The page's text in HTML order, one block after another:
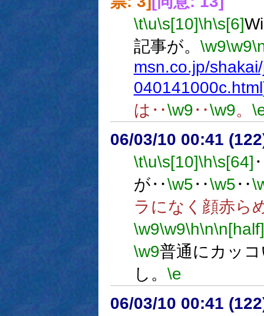
\t\u\s[10]\h\s[6]
記事が。 \w9\w9
msn.co.jp/
040141000c.html
は‥\w9‥\w9。
06/03/10 00:41
\t\u\s[10]\h\s[64]
が‥\w5‥\w5‥
ラになく顔赤ら
\w9\w9\h\n\n[half]
\w9普通にカッ
し。 \e
06/03/10 00:41